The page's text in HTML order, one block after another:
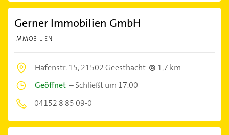
Gerner Immobilien GmbH
IMMOBILIEN
Hafenstr. 15,21502 Geesthacht
1,7 km
Geöffnet –Schließt um 17:00
04152 8 85 09-0